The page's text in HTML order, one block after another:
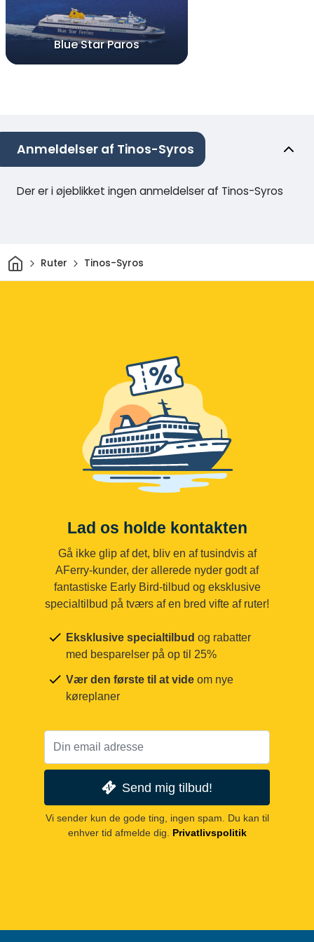
Blue Star Paros
Anmeldelser af Tinos-Syros
Der er i øjeblikket ingen anmeldelser af Tinos-Syros
HjemRuter Tinos-Syros
Lad os holde kontakten
Gå ikke glip af det, bliv en af tusindvis af
AFerry-kunder, der allerede nyder godt af
fantastiske Early Bird-tilbud og eksklusive
specialtilbud på tværs af en bred vifte af ruter!
Eksklusive specialtilbud og rabatter
med besparelser på op til 25%
Vær den første til at vide om nye
køreplaner
Send mig tilbud!
Vi sender kun de gode ting, ingen spam. Du kan til
enhver tid afmelde dig.
Privatlivspolitik